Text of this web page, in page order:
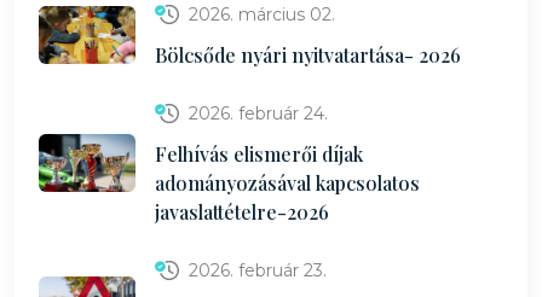
2026. március 02.
Bölcsőde nyári nyitvatartása- 2026
2026. február 24.
Felhívás elismerői díjak
adományozásával kapcsolatos
javaslattételre-2026
2026. február 23.